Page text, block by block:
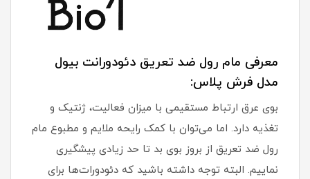
معرفی مام رول ضد تعریق دئودورانت بیول
مدل فرش پلاس:
بوی عرق ارتباط مستقیمی با میزان فعالیت، ژنتیک و
تغذیه دارد. اما می‌توان با کمک رایحه ملایم و مطبوع مام
رول ضد تعریق از بروز بوی بد تا حد زیادی پیشگیری
نماییم. البته توجه داشته باشید که دئودورات‌ها برای